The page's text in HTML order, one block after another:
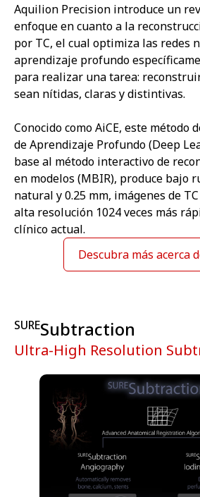
Aquilion Precision introduce un
enfoque en cuanto a la
por TC, el cual optimiza las redes
aprendizaje profundo
para realizar una tarea:
sean nítidas, claras y distintivas.
Conocido como AiCE, este método
de Aprendizaje Profundo (Deep
base al método interactivo de
en modelos (MBIR), produce bajo
natural y 0.25 mm, imágenes de
alta resolución 1024 veces más
clínico actual.
Descubra más acerca
Ultra-High Resolution
SURESubtraction